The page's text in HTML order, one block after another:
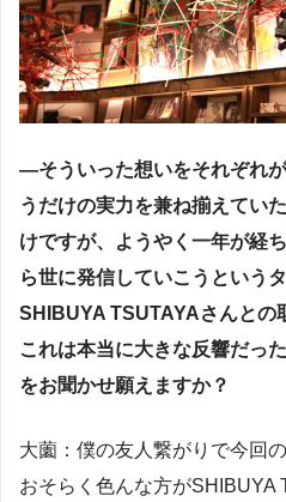
―そういった想いをそれぞれ
うだけの実力を兼ね揃えてい
けですが、ようやく一年が経
ら世に発信していこうという
SHIBUYA TSUTAYAさんとの
これは本当に大きな反響だっ
をお聞かせ願えますか？
大薗：僕の友人繋がりで今回
おそらく色んな方がSHIBUYA